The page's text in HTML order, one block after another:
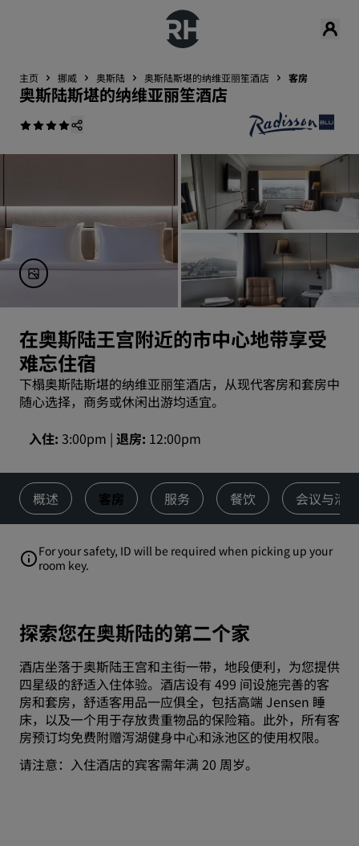
主页 挪威 奥斯陆 奥斯陆斯堪的纳维亚丽笙酒店 客房
奥斯陆斯堪的纳维亚丽笙酒店
在奥斯陆王宫附近的市中心地带享受
难忘住宿
下榻奥斯陆斯堪的纳维亚丽笙酒店，从现代客房和套房中
随心选择，商务或休闲出游均适宜。
入住 3:00pm 退房 12:00pm
概述 客房 服务 餐饮 会议与活动
For your safety, ID will be required when picking up your
room key.
探索您在奥斯陆的第二个家
酒店坐落于奥斯陆王宫和主街一带，地段便利，为您提供
四星级的舒适入住体验。酒店设有 499 间设施完善的客
房和套房，舒适客用品一应俱全，包括高端 Jensen 睡
床，以及一个用于存放贵重物品的保险箱。此外，所有客
房预订均免费附赠泻湖健身中心和泳池区的使用权限。
请注意：入住酒店的宾客需年满 20 周岁。